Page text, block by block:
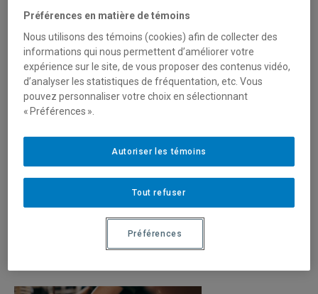
Besoin d’un coup de pouce pour avancer dans vos travaux
de maîtrise ou de doctorat?
Venez profiter d’un espace de rédaction structuré et
convivial, pensé pour stimuler votre concentration et votre
motivation
et 16h, venez travailler à la bibliothèque des sciences.
Apporter votre tasse, il y a du café!
Préférences en matière de témoins
Nous utilisons des témoins (cookies) afin de collecter des
informations qui nous permettent d’améliorer votre
expérience sur le site, de vous proposer des contenus vidéo,
d’analyser les statistiques de fréquentation, etc. Vous
pouvez personnaliser votre choix en sélectionnant
« Préférences ».
Tout refuser
Autoriser les témoins
Préférences